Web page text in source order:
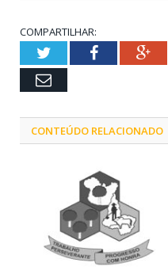
COMPARTILHAR:
TwitterFacebook
Email
CONTEÚDO RELACIONADO